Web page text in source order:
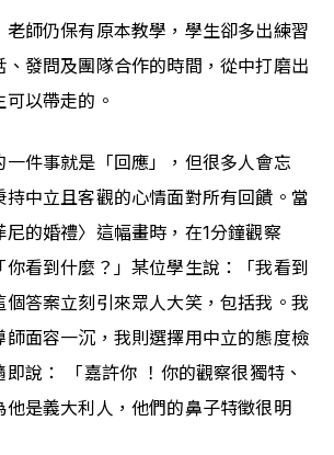
老師仍保有原本教學，學生卻多出練習
、發問及團隊合作的時間，從中打磨出
以帶走的。
一件事就是「回應」，但很多人會忘
持中立且客觀的心情面對所有回饋。當
的婚禮〉這幅畫時，在1分鐘觀察
你看到什麼？」某位學生說：「我看到
個答案立刻引來眾人大笑，包括我。我
師面容一沉，我則選擇用中立的態度檢
說： 「嘉許你 ！你的觀察很獨特、
他是義大利人，他們的鼻子特徵很明